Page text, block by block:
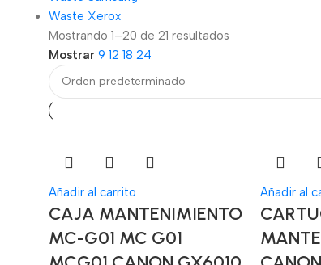
Waste Xerox
Mostrando 1–20 de 21 resultados
Mostrar 9 12 18 24
Añadir al carrito
CAJA MANTENIMIENTO
MC-G01 MC G01
Añadir al